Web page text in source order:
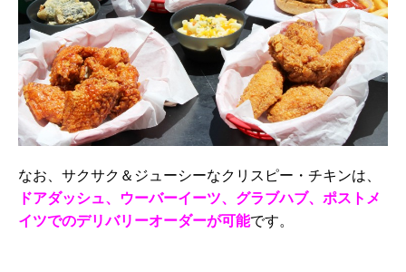
なお、サクサク＆ジューシーなクリスピー・チキンは、
ドアダッシュ、ウーバーイーツ、グラブハブ、ポストメ
イツでのデリバリーオーダーが可能です。